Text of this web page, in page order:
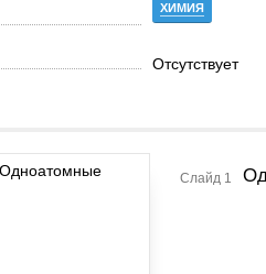
ХИМИЯ
Отсутствует
Слайд 1